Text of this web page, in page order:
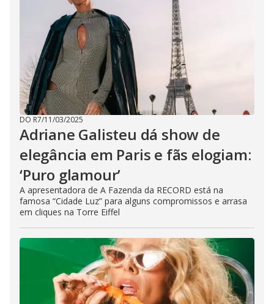
DO R7/11/03/2025
Adriane Galisteu dá show de
elegância em Paris e fãs elogiam:
‘Puro glamour’
A apresentadora de A Fazenda da RECORD está na
famosa “Cidade Luz” para alguns compromissos e arrasa
em cliques na Torre Eiffel